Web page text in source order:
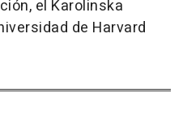
el Karolinska
de Harvard